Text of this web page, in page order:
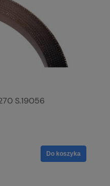
S.19056
Do koszyka